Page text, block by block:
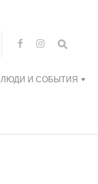
ЛЮДИ И СОБЫТИЯ